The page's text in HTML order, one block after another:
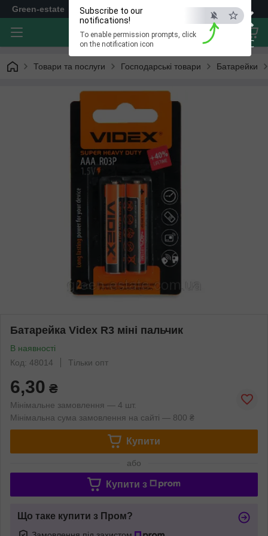
×
ESC
Subscribe to our
notifications!
To enable permission prompts, click
on the notification icon
Green-estate
Товари та послуги Господарські товари Батарейки
Батарейка Videx R3 міні пальчик
В наявності
Код: 48014
Тільки опт
6,30 ₴
Мінімальне замовлення — 4 шт.
Мінімальна сума замовлення на сайті — 800 ₴
Купити
або
Купити з
Що таке купити з Пром?